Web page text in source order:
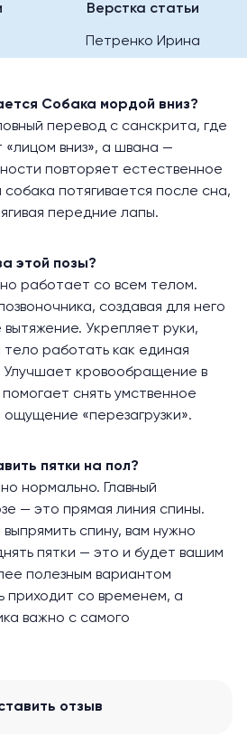
Верстка статьи
Петренко Ирина
Собака мордой вниз?
перевод с санскрита, где
«лицом вниз», а швана —
повторяет естественное
потягивается после сна,
передние лапы.
этой позы?
работает со всем телом.
создавая для него
Укрепляет руки,
тело работать как единая
кровообращение в
снять умственное
«перезагрузки».
пятки на пол?
нормально. Главный
— это прямая линия спины.
спину, вам нужно
пятки — это и будет вашим
полезным вариантом
приходит со временем, а
важно с самого
отзыв